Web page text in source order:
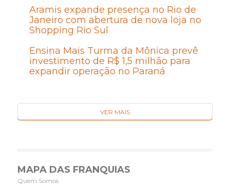
Aramis expande presença no Rio de
Janeiro com abertura de nova loja no
Shopping Rio Sul
Ensina Mais Turma da Mônica prevê
investimento de R$ 1,5 milhão para
expandir operação no Paraná
VER MAIS
MAPA DAS FRANQUIAS
Quem Somos